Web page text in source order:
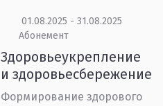
01.08.2025 - 31.08.2025
Абонемент
Здоровьеукрепление
и здоровьесбережение
Формирование здорового